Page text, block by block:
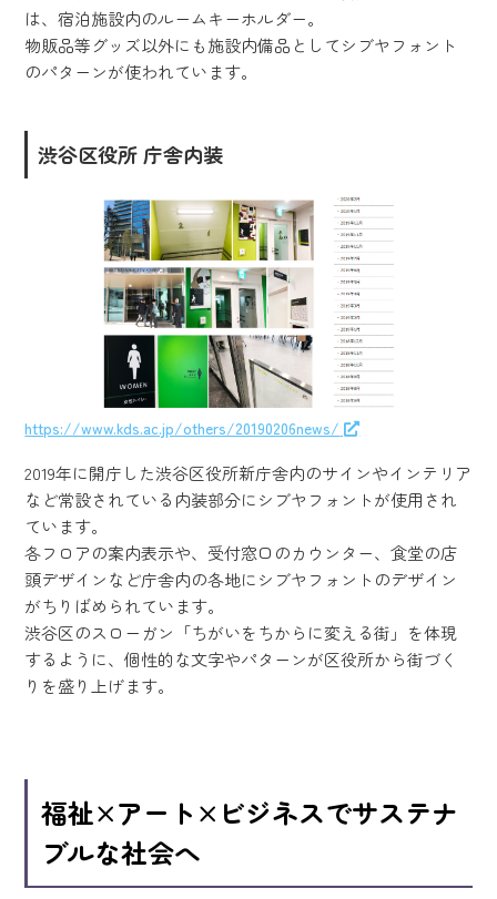
は、宿泊施設内のルームキーホルダー。
物販品等グッズ以外にも施設内備品としてシブヤフォント
のパターンが使われています。
渋谷区役所 庁舎内装
https://www.kds.ac.jp/others/20190206news/
2019年に開庁した渋谷区役所新庁舎内のサインやインテリア
など常設されている内装部分にシブヤフォントが使用され
ています。
各フロアの案内表示や、受付窓口のカウンター、食堂の店
頭デザインなど庁舎内の各地にシブヤフォントのデザイン
がちりばめられています。
渋谷区のスローガン「ちがいをちからに変える街」を体現
するように、個性的な文字やパターンが区役所から街づく
りを盛り上げます。
福祉×アート×ビジネスでサステナ
ブルな社会へ